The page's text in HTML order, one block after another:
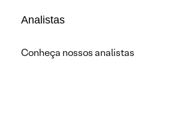
Analistas
Conheça nossos analistas